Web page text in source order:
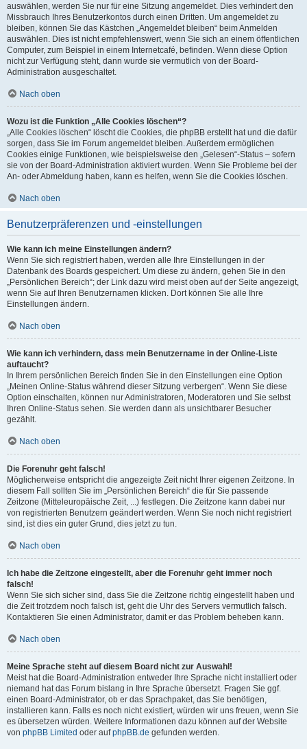
auswählen, werden Sie nur für eine Sitzung angemeldet. Dies verhindert den
Missbrauch Ihres Benutzerkontos durch einen Dritten. Um angemeldet zu
bleiben, können Sie das Kästchen „Angemeldet bleiben“ beim Anmelden
auswählen. Dies ist nicht empfehlenswert, wenn Sie sich an einem öffentlichen
Computer, zum Beispiel in einem Internetcafé, befinden. Wenn diese Option
nicht zur Verfügung steht, dann wurde sie vermutlich von der Board-
Administration ausgeschaltet.
Nach oben
Wozu ist die Funktion „Alle Cookies löschen“?
„Alle Cookies löschen“ löscht die Cookies, die phpBB erstellt hat und die dafür
sorgen, dass Sie im Forum angemeldet bleiben. Außerdem ermöglichen
Cookies einige Funktionen, wie beispielsweise den „Gelesen“-Status – sofern
sie von der Board-Administration aktiviert wurden. Wenn Sie Probleme bei der
An- oder Abmeldung haben, kann es helfen, wenn Sie die Cookies löschen.
Nach oben
Benutzerpräferenzen und -einstellungen
Wie kann ich meine Einstellungen ändern?
Wenn Sie sich registriert haben, werden alle Ihre Einstellungen in der
Datenbank des Boards gespeichert. Um diese zu ändern, gehen Sie in den
„Persönlichen Bereich“; der Link dazu wird meist oben auf der Seite angezeigt,
wenn Sie auf Ihren Benutzernamen klicken. Dort können Sie alle Ihre
Einstellungen ändern.
Nach oben
Wie kann ich verhindern, dass mein Benutzername in der Online-Liste
auftaucht?
In Ihrem persönlichen Bereich finden Sie in den Einstellungen eine Option
„Meinen Online-Status während dieser Sitzung verbergen“. Wenn Sie diese
Option einschalten, können nur Administratoren, Moderatoren und Sie selbst
Ihren Online-Status sehen. Sie werden dann als unsichtbarer Besucher
gezählt.
Nach oben
Die Forenuhr geht falsch!
Möglicherweise entspricht die angezeigte Zeit nicht Ihrer eigenen Zeitzone. In
diesem Fall sollten Sie im „Persönlichen Bereich“ die für Sie passende
Zeitzone (Mitteleuropäische Zeit, ...) festlegen. Die Zeitzone kann dabei nur
von registrierten Benutzern geändert werden. Wenn Sie noch nicht registriert
sind, ist dies ein guter Grund, dies jetzt zu tun.
Nach oben
Ich habe die Zeitzone eingestellt, aber die Forenuhr geht immer noch
falsch!
Wenn Sie sich sicher sind, dass Sie die Zeitzone richtig eingestellt haben und
die Zeit trotzdem noch falsch ist, geht die Uhr des Servers vermutlich falsch.
Kontaktieren Sie einen Administrator, damit er das Problem beheben kann.
Nach oben
Meine Sprache steht auf diesem Board nicht zur Auswahl!
Meist hat die Board-Administration entweder Ihre Sprache nicht installiert oder
niemand hat das Forum bislang in Ihre Sprache übersetzt. Fragen Sie ggf.
einen Board-Administrator, ob er das Sprachpaket, das Sie benötigen,
installieren kann. Falls es noch nicht existiert, würden wir uns freuen, wenn Sie
es übersetzen würden. Weitere Informationen dazu können auf der Website
von phpBB Limited oder aufphpBB.de gefunden werden.